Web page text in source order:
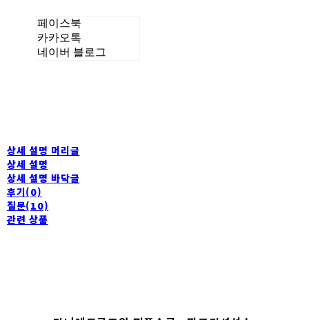
페이스북
카카오톡
네이버 블로그
상세 설명 머리글
상세 설명
상세 설명 바닥글
후기(0)
질문(10)
관련 상품